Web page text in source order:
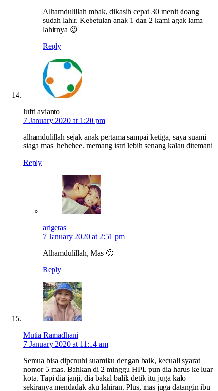
Alhamdulillah mbak, dikasih cepat 30 menit doang
sudah lahir. Kebetulan anak 1 dan 2 kami agak lama
lahirnya 😉
Reply
lufti avianto
7 January 2020 at 1:20 pm
alhamdulillah sejak anak pertama sampai ketiga, saya suami
siaga mas, hehehee. memang istri lebih senang kalau ditemani
Reply
arigetas
7 January 2020 at 2:51 pm
Alhamdulillah, Mas 🙂
Reply
Mutia Ramadhani
7 January 2020 at 11:14 am
Semua bisa dipenuhi suamiku dengan baik, kecuali syarat
nomor 5 mas. Bahkan di 2 minggu HPL pun dia harus ke luar
kota. Tapi dia janji, dia bakal balik detik itu juga kalo
sekiranya mendadak aku lahiran. Plus, mas juga datangin ibu